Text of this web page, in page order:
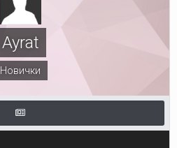
Ayrat
Новички